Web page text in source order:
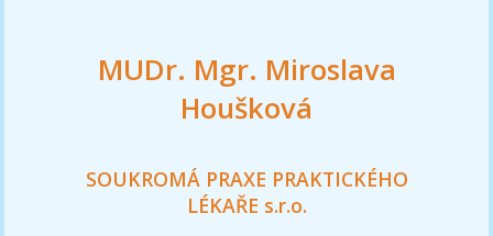
MUDr. Mgr. Miroslava
Houšková
SOUKROMÁ PRAXE PRAKTICKÉHO
LÉKAŘE s.r.o.